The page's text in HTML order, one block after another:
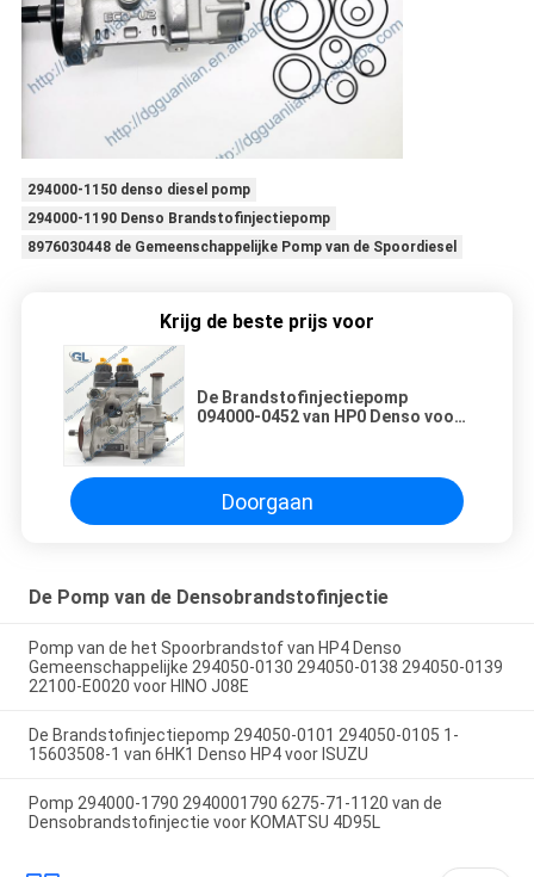
294000-1150 denso diesel pomp
294000-1190 Denso Brandstofinjectiepomp
8976030448 de Gemeenschappelijke Pomp van de Spoordiesel
Krijg de beste prijs voor
De Brandstofinjectiepomp
094000-0452 van HP0 Denso voor
Doorgaan
De Pomp van de Densobrandstofinjectie
Pomp van de het Spoorbrandstof van HP4 Denso
Gemeenschappelijke 294050-0130 294050-0138 294050-0139
22100-E0020 voor HINO J08E
De Brandstofinjectiepomp 294050-0101 294050-0105 1-
15603508-1 van 6HK1 Denso HP4 voor ISUZU
Pomp 294000-1790 2940001790 6275-71-1120 van de
Densobrandstofinjectie voor KOMATSU 4D95L